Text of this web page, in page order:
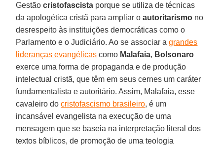
Gestãocristofascista porque se utiliza de técnicas
da apologética cristã para ampliar oautoritarismo no
desrespeito às instituições democráticas como o
Parlamento e o Judiciário. Ao se associar a grandes
lideranças evangélicas como Malafaia, Bolsonaro
exerce uma forma de propaganda e de produção
intelectual cristã, que têm em seus cernes um caráter
fundamentalista e autoritário. Assim, Malafaia, esse
cavaleiro docristofascismo brasileiro, é um
incansável evangelista na execução de uma
mensagem que se baseia na interpretação literal dos
textos bíblicos, de promoção de uma teologia